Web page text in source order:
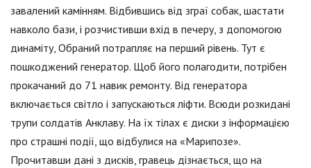
завалений камінням. Відбившись від зграї собак, шастати
навколо бази, і розчистивши вхід в печеру, з допомогою
динаміту, Обраний потрапляє на перший рівень. Тут є
пошкоджений генератор. Щоб його полагодити, потрібен
прокачаний до 71 навик ремонту. Від генератора
включається світло і запускаються ліфти. Всюди розкидані
трупи солдатів Анклаву. На їх тілах є диски з інформацією
про страшні події, що відбулися на «Марипозе».
Прочитавши дані з дисків, гравець дізнається, що на